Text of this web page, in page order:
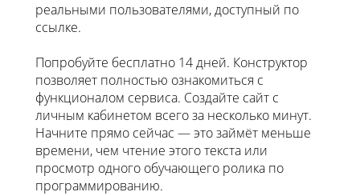
реальными пользователями, доступный по
ссылке.
Попробуйте бесплатно 14 дней. Конструктор
позволяет полностью ознакомиться с
функционалом сервиса. Создайте сайт с
личным кабинетом всего за несколько минут.
Начните прямо сейчас — это займёт меньше
времени, чем чтение этого текста или
просмотр одного обучающего ролика по
программированию.